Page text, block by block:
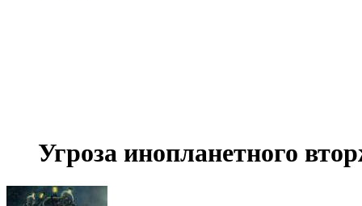
Угроза инопланетного